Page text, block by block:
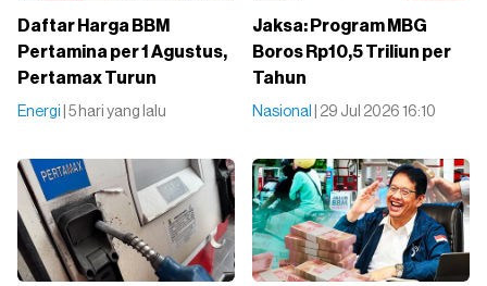
Daftar Harga BBM
Pertamina per 1 Agustus,
Pertamax Turun
Energi | 5 hari yang lalu
Jaksa: Program MBG
Boros Rp10,5 Triliun per
Tahun
Nasional | 29 Jul 2026 16:10